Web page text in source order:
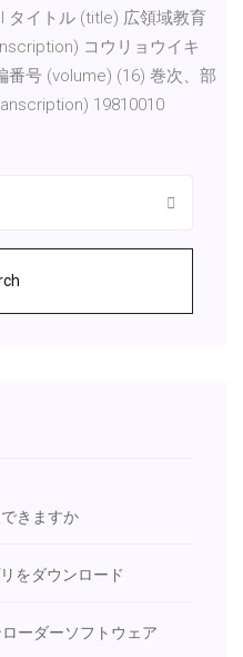
タイトル (title) 広領域教育
コウリョウイキ
番号 (volume) (16) 巻次、部
19810010
きますか
をダウンロード
ーダーソフトウェア